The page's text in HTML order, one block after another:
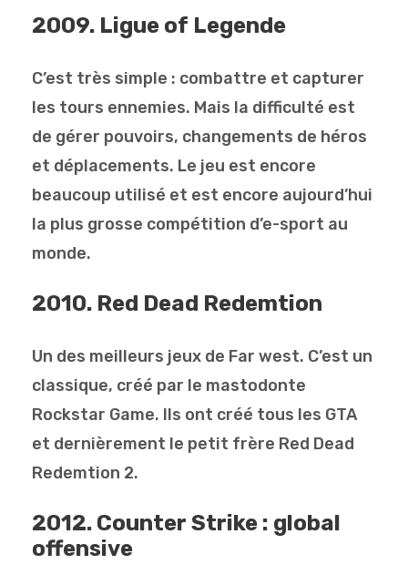
2009. Ligue of Legende
C’est très simple : combattre et capturer
les tours ennemies. Mais la difficulté est
de gérer pouvoirs, changements de héros
et déplacements. Le jeu est encore
beaucoup utilisé et est encore aujourd’hui
la plus grosse compétition d’e-sport au
monde.
2010. Red Dead Redemtion
Un des meilleurs jeux de Far west. C’est un
classique, créé par le mastodonte
Rockstar Game. Ils ont créé tous les GTA
et dernièrement le petit frère Red Dead
Redemtion 2.
2012. Counter Strike : global
offensive